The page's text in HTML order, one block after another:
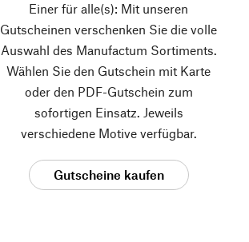
Einer für alle(s): Mit unseren
Gutscheinen verschenken Sie die volle
Auswahl des Manufactum Sortiments.
Wählen Sie den Gutschein mit Karte
oder den PDF-Gutschein zum
sofortigen Einsatz. Jeweils
verschiedene Motive verfügbar.
Gutscheine kaufen